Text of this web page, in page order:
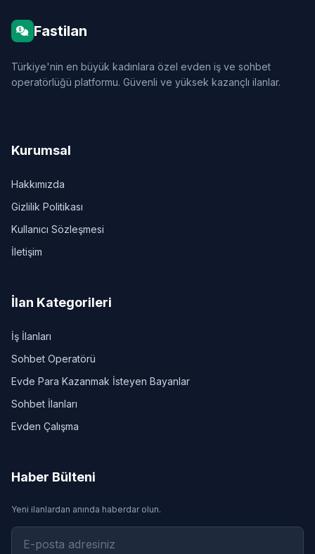
Fastilan
Türkiye'nin en büyük kadınlara özel evden iş ve sohbet
operatörlüğü platformu. Güvenli ve yüksek kazançlı ilanlar.
Kurumsal
Hakkımızda
Gizlilik Politikası
Kullanıcı Sözleşmesi
İletişim
İlan Kategorileri
İş İlanları
Sohbet Operatörü
Evde Para Kazanmak İsteyen Bayanlar
Sohbet İlanları
Evden Çalışma
Haber Bülteni
Yeni ilanlardan anında haberdar olun.